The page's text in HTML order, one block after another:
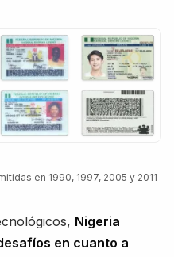
en 1990, 1997, 2005 y 2011
Nigeria
en cuanto a